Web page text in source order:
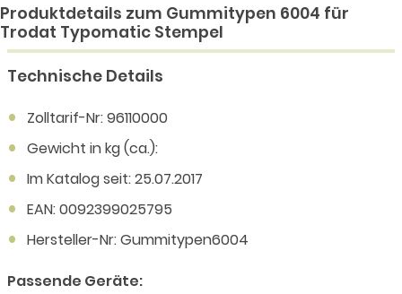
Produktdetails zum Gummitypen 6004 für
Trodat Typomatic Stempel
Technische Details
Zolltarif-Nr: 96110000
Gewicht in kg (ca.):
Im Katalog seit: 25.07.2017
EAN: 0092399025795
Hersteller-Nr: Gummitypen6004
Passende Geräte: